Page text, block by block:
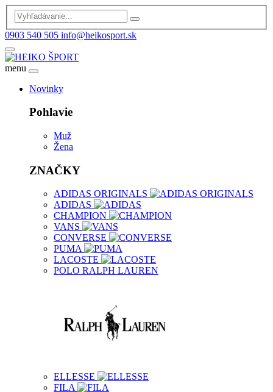
0903 540 505 info@heikosport.sk
menu
Novinky
Pohlavie
Muž
Žena
ZNAČKY
ADIDAS ORIGINALS
ADIDAS
CHAMPION
VANS
CONVERSE
PUMA
LACOSTE
POLO RALPH LAUREN
ELLESSE
FILA